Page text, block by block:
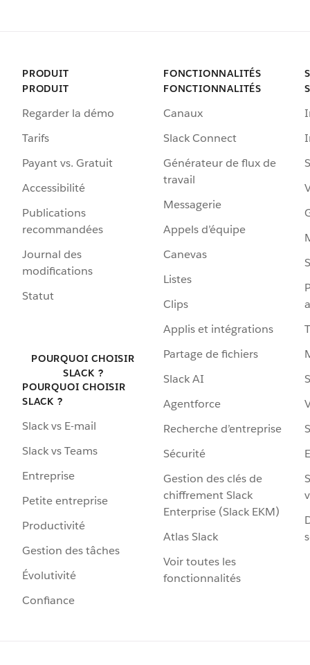
PRODUIT
PRODUIT
Regarder la démo
Tarifs
Payant vs. Gratuit
Accessibilité
Publications
recommandées
Journal des
modifications
Statut
POURQUOI CHOISIR
SLACK ?
POURQUOI CHOISIR
SLACK ?
Slack vs E-mail
Slack vs Teams
Entreprise
Petite entreprise
Productivité
Gestion des tâches
Évolutivité
Confiance
FONCTIONNALITÉS
FONCTIONNALITÉS
Canaux
Slack Connect
Générateur de flux de
travail
Messagerie
Appels d’équipe
Canevas
Listes
Clips
Applis et intégrations
Partage de fichiers
Slack AI
Agentforce
Recherche d’entreprise
Sécurité
Gestion des clés de
chiffrement Slack
Enterprise (Slack EKM)
Atlas Slack
Voir toutes les
fonctionnalités